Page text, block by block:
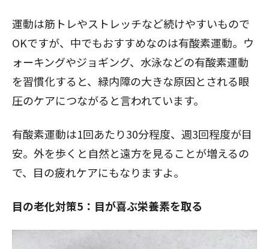
運動は筋トレやストレッチなど続けやすいもので
OKですが、中でもおすすめなのは有酸素運動。ウ
ォーキングやジョギング、水泳などの有酸素運動
を習慣化すると、緑内障の大きな原因とされる眼
圧のケアにつながると言われています。
有酸素運動は1回あたり30分程度、週3回程度が目
安。外を歩くと自然と遠方を見ることが増えるの
で、目の疲れケアにもなりますよ。
目の老化対策5：目が喜ぶ栄養素を取る